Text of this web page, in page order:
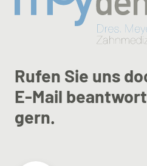
Rufen Sie uns
E-Mail
gern.